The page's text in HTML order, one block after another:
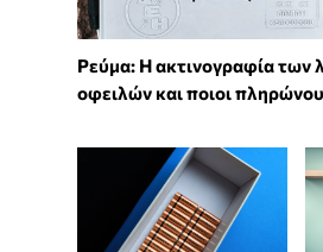
Ρεύμα: Η ακτινογραφία των
οφειλών και ποιοι